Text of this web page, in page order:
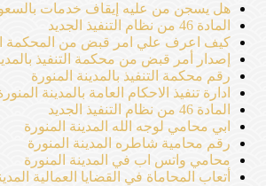
هل يسجن من عليه إيقاف خدمات
المادة 46 من نظام التنفيذ الجديد
كيف اعرف علي امر قبض من المحكمة
إصدار أمر قبض من محكمة التنفيذ
رقم محكمة التنفيذ بالمدينة المنورة
ادارة تنفيذ الاحكام العامة بالمدينة
المادة 46 من نظام التنفيذ الجديد
ابي محامي لوجه الله المدينة المنورة
رقم محامية شاطره المدينة المنورة
محامي واتس اب في المدينة المنورة
أتعاب المحاماة في القضايا العمالية